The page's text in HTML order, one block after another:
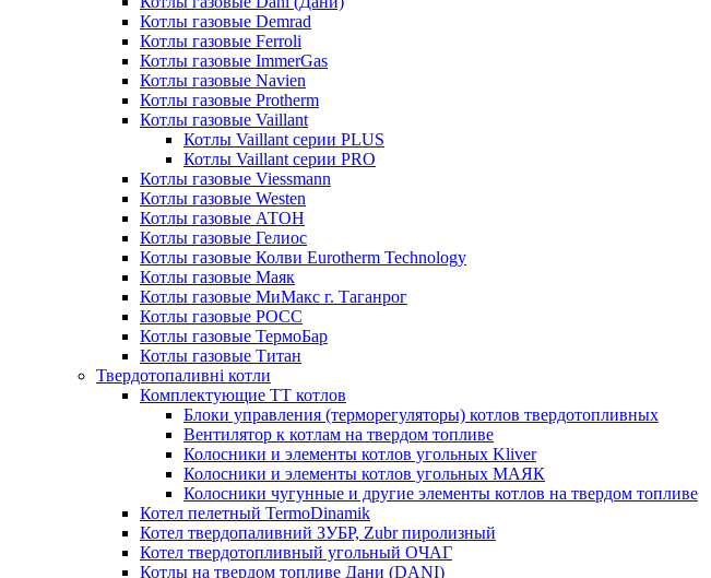
Котлы газовые Demrad
Котлы газовые Ferroli
Котлы газовые ImmerGas
Котлы газовые Navien
Котлы газовые Protherm
Котлы газовые Vaillant
Котлы Vaillant серии PLUS
Котлы Vaillant серии PRO
Котлы газовые Viessmann
Котлы газовые Westen
Котлы газовые АТОН
Котлы газовые Гелиос
Котлы газовые Колви Eurotherm Technology
Котлы газовые Маяк
Котлы газовые МиМакс г. Таганрог
Котлы газовые РОСС
Котлы газовые ТермоБар
Котлы газовые Титан
Твердотопаливні котли
Комплектующие ТТ котлов
Блоки управления (терморегуляторы) котлов твердотопливных
Вентилятор к котлам на твердом топливе
Колосники и элементы котлов угольных Kliver
Колосники и элементы котлов угольных МАЯК
Колосники чугунные и другие элементы котлов на твердом топливе
Котел пелетный TermoDinamik
Котел твердопаливний ЗУБР, Zubr пиролизный
Котел твердотопливный угольный ОЧАГ
Котлы на твердом топливе Дани (DANI)